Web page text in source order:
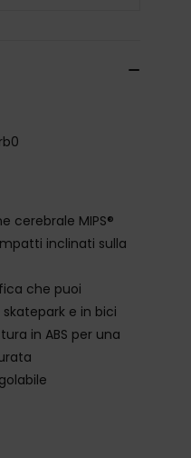
cerebrale MIPS®
inclinati sulla
che puoi
e in bici
in ABS per una